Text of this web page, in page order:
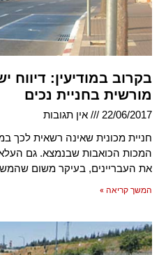
בקרוב במודיעין: דיווח
מורשית בחניית נכים
22/06/2017
אין תגובות
חניית מכונית שאינה רשאית לכך
המכות הכואבות שבנמצא. גם
את העבריינים, בעיקר משום
המשך קריאה »